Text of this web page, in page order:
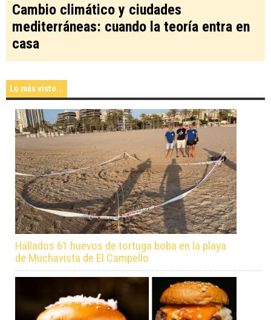
Cambio climático y ciudades
mediterráneas: cuando la teoría entra en
casa
Lo más visto...
Hallados 61 huevos de tortuga boba en la playa
de Muchavista de El Campello